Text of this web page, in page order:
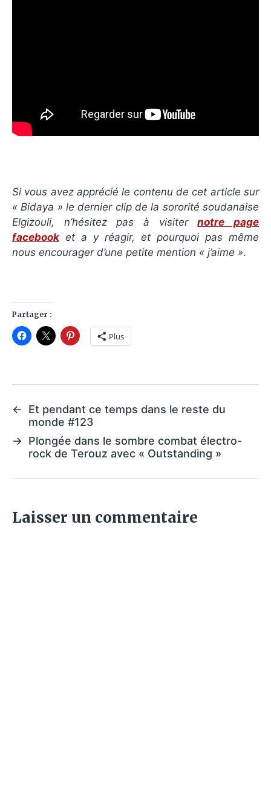
Si vous avez apprécié le contenu de cet article sur
« Bidaya » le dernier clip de la sororité soudanaise
Elgizouli, n’hésitez pas à visiternotre page
facebook et a y réagir, et pourquoi pas même
nous encourager d’une petite mention « j’aime ».
Partager :
Plus
←
Et pendant ce temps dans le reste du
monde #123
→ Plongée dans le sombre combat électro-
rock de Terouz avec « Outstanding »
Laisser un commentaire